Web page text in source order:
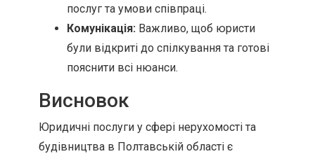
послуг та умови співпраці.
Комунікація: Важливо, щоб юристи
були відкриті до спілкування та готові
пояснити всі нюанси.
Висновок
Юридичні послуги у сфері нерухомості та
будівництва в Полтавській області є